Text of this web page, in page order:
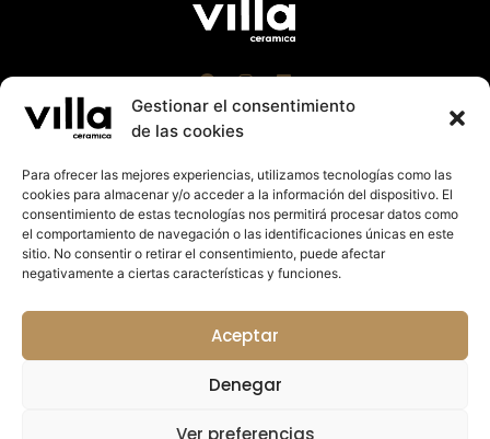
Gestionar el consentimiento
de las cookies
Para ofrecer las mejores experiencias, utilizamos tecnologías como las
cookies para almacenar y/o acceder a la información del dispositivo. El
consentimiento de estas tecnologías nos permitirá procesar datos como
el comportamiento de navegación o las identificaciones únicas en este
sitio. No consentir o retirar el consentimiento, puede afectar
negativamente a ciertas características y funciones.
Aceptar
Denegar
Ver preferencias
Villa Cerámica 2023 |Aviso Legal|Política Cookies
|Política de Privacidad
Suport a la promoció exterior de la Comunitat
Valenciana 2023. Import rebut: 27.125,14€